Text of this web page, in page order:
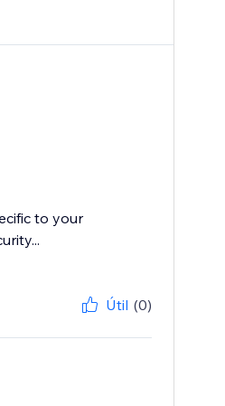
to your
Útil (0)